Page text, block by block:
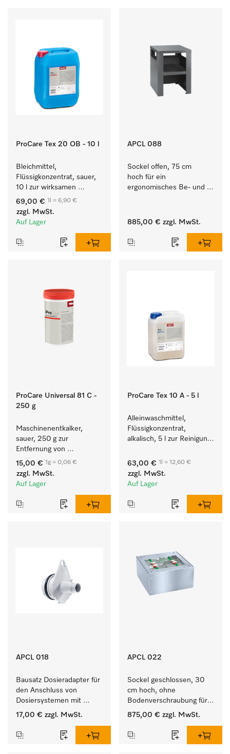
ProCare Tex 20 OB - 10 l
Bleichmittel,
Flüssigkonzentrat, sauer,
10 l zur wirksamen
Entfernung von
hartnäckigen Flecken.
69,00 € 1l = 6,90 €
zzgl. MwSt.
Auf Lager
APCL 088
Sockel offen, 75 cm
hoch für ein
ergonomisches Be- und
Trockner.
885,00 € zzgl. MwSt.
ProCare Universal 81 C -
250 g
Maschinenentkalker,
sauer, 250 g zur
Entfernung von
hartnäckigen
Kalkablagerungen.
15,00 € 1g = 0,06 €
zzgl. MwSt.
Auf Lager
ProCare Tex 10 A - 5 l
Alleinwaschmittel,
Flüssigkonzentrat,
alkalisch, 5 l zur Reinigung
farbechter Buntwäsche.
63,00 € 1l = 12,60 €
zzgl. MwSt.
Auf Lager
APCL 018
Bausatz Dosieradapter für
den Anschluss von
Dosiersystemen mit
Wassereinspülung.
17,00 € zzgl. MwSt.
APCL 022
Sockel geschlossen, 30
cm hoch, ohne
Bodenverschraubung für
ein ergonomisches Be-
Waschmaschine und
875,00 € zzgl. MwSt.